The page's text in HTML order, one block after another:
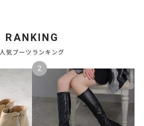
RANKING
人気ブーツランキング